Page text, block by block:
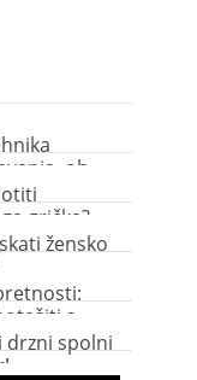
ob
od
grička?
žensko
s
drzni spolni